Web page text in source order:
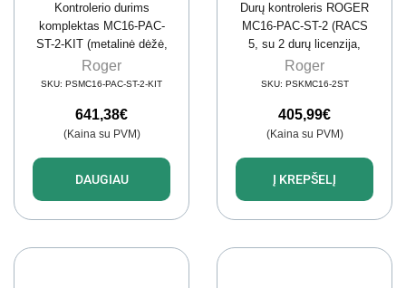
Kontrolerio durims
komplektas MC16-PAC-
ST-2-KIT (metalinė dėžė,
PS4D, MCX4D)
Roger
SKU: PSMC16-PAC-ST-2-KIT
641,38€
(Kaina su PVM)
DAUGIAU
Durų kontroleris ROGER
MC16-PAC-ST-2 (RACS
5, su 2 durų licenzija,
8192 vart., 8 mln. įvykių)
Roger
SKU: PSKMC16-2ST
405,99€
(Kaina su PVM)
Į KREPŠELĮ